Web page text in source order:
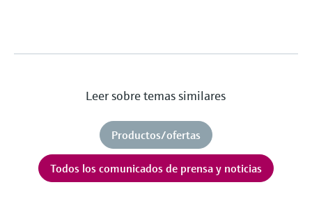
Leer sobre temas similares
Productos/ofertas
Todos los comunicados de prensa y noticias